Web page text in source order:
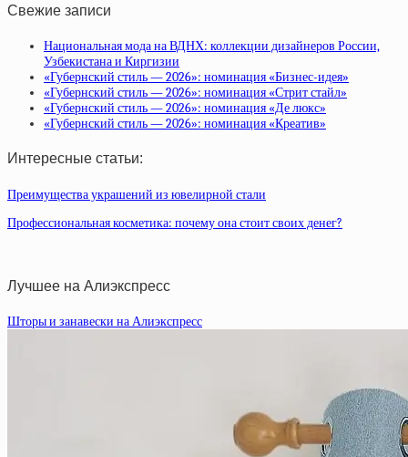
Свежие записи
Национальная мода на ВДНХ: коллекции дизайнеров России,
Узбекистана и Киргизии
«Губернский стиль — 2026»: номинация «Бизнес-идея»
«Губернский стиль — 2026»: номинация «Стрит стайл»
«Губернский стиль — 2026»: номинация «Де люкс»
«Губернский стиль — 2026»: номинация «Креатив»
Интересные статьи:
Преимущества украшений из ювелирной стали
Профессиональная косметика: почему она стоит своих денег?
Лучшее на Алиэкспресс
Шторы и занавески на Алиэкспресс